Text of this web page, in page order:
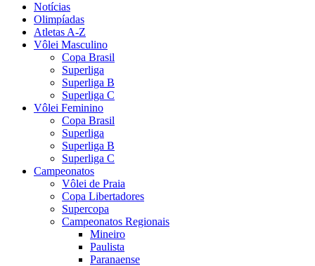
Notícias
Olimpíadas
Atletas A-Z
Vôlei Masculino
Copa Brasil
Superliga
Superliga B
Superliga C
Vôlei Feminino
Copa Brasil
Superliga
Superliga B
Superliga C
Campeonatos
Vôlei de Praia
Copa Libertadores
Supercopa
Campeonatos Regionais
Mineiro
Paulista
Paranaense